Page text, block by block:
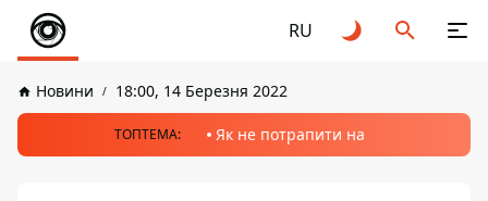
RU
Новини 18:00, 14 Березня 2022
ТОПТЕМА: Як не потрапити на